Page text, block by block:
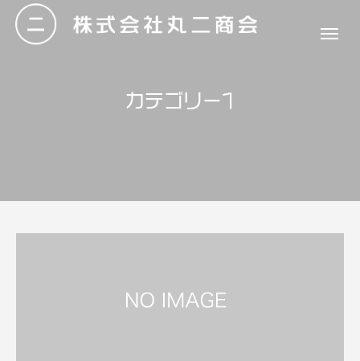
カテゴリー1